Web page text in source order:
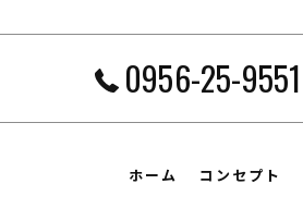
0956-25-9551
ホーム コンセプト